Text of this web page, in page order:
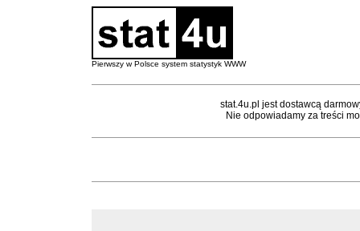
Pierwszy w Polsce system statystyk WWW
stat.4u.pl jest dostawcą
Nie odpowiadamy za treści